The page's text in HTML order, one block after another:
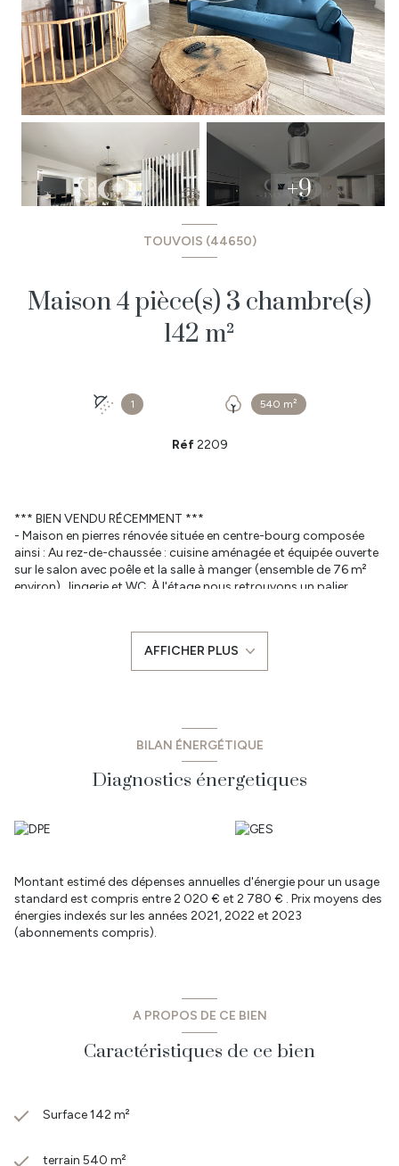
+9
TOUVOIS (44650)
Maison 4 pièce(s) 3 chambre(s)
142 m²
1 540 m²
Réf2209
*** BIEN VENDU RÉCEMMENT ***
- Maison en pierres rénovée située en centre-bourg composée
ainsi : Au rez-de-chaussée : cuisine aménagée et équipée ouverte
sur le salon avec poêle et la salle à manger (ensemble de 76 m²
environ) , lingerie et WC. À l'étage nous retrouvons un palier
préau, offrant un espace extérieur agréable et fonctionnel.
- Prix : 243 800 € dont 6% TTC d'honoraires à la charge de
contactez Matthieu BOURGAULT au 07 86 22 50 63.
AFFICHER PLUS
BILAN ÉNERGÉTIQUE
Diagnostics énergetiques
Montant estimé des dépenses annuelles d'énergie pour un usage
standard est compris entre 2 020 € et 2 780 € . Prix moyens des
énergies indexés sur les années 2021, 2022 et 2023
(abonnements compris).
A PROPOS DE CE BIEN
Caractéristiques de ce bien
Surface 142 m²
terrain 540 m²